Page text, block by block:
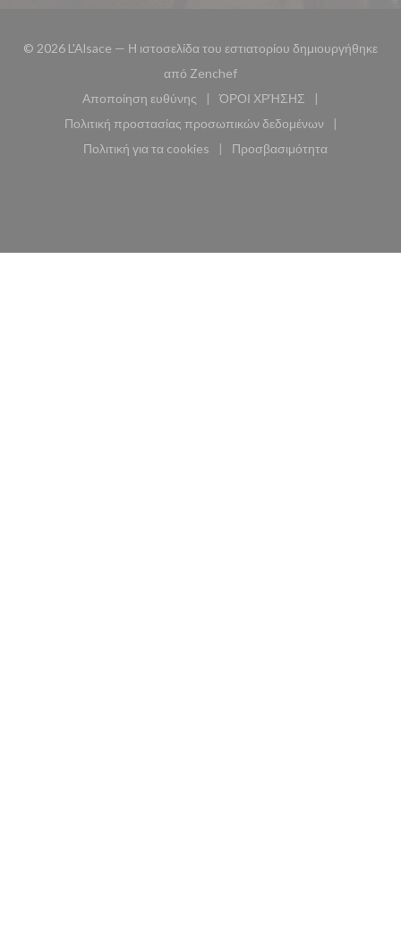
© 2026 L'Alsace — Η ιστοσελίδα του εστιατορίου δημιουργήθηκε
από Zenchef((ανοίγει σε νέο παράθυρο))
Αποποίηση ευθύνης
((ανοίγει σε νέο παράθυρο))
ΌΡΟΙ ΧΡΉΣΗΣ
((ανοίγει σε νέο
Πολιτική προστασίας προσωπικών δεδομένων
((ανοίγει σε νέο παράθυρο))
Πολιτική για τα cookies
((ανοίγει σε νέο παράθυρο))
Προσβασιμότητα
((ανοίγει σε νέο